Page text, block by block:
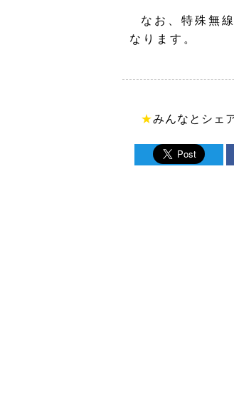
なお、特殊無
なります。
★みんなとシェ